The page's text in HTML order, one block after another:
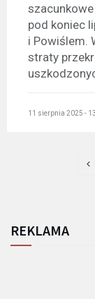
pod koniec
i Powiślem.
straty
11 sierpnia 2025 -
REKLAMA